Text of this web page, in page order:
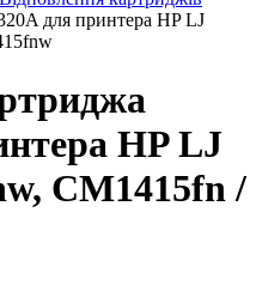
для принтера HP LJ
HP LJ
CM1415fn /